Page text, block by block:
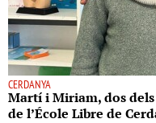
CERDANYA
Martí i Miriam, dos
de l’École Libre de